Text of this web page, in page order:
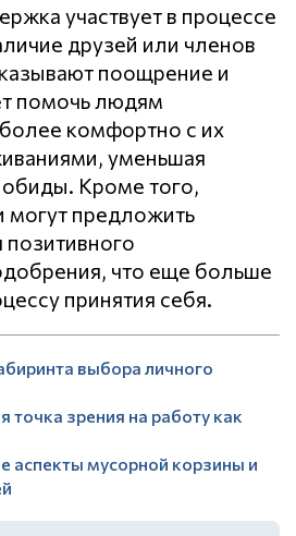
участвует в процессе
друзей или членов
поощрение и
помочь людям
более комфортно с их
уменьшая
обиды. Кроме того,
могут предложить
что еще больше
принятия себя.
выбора личного
точка зрения на работу как
аспекты мусорной корзины и